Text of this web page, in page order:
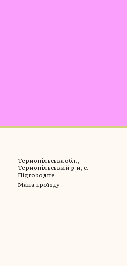
Тернопільська обл.,
Тернопільський р-н, с.
Підгородне
Мапа проїзду